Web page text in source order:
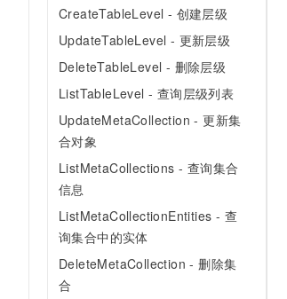
CreateTableLevel - 创建层级
UpdateTableLevel - 更新层级
DeleteTableLevel - 删除层级
ListTableLevel - 查询层级列表
UpdateMetaCollection - 更新集
合对象
ListMetaCollections - 查询集合
信息
ListMetaCollectionEntities - 查
询集合中的实体
DeleteMetaCollection - 删除集
合